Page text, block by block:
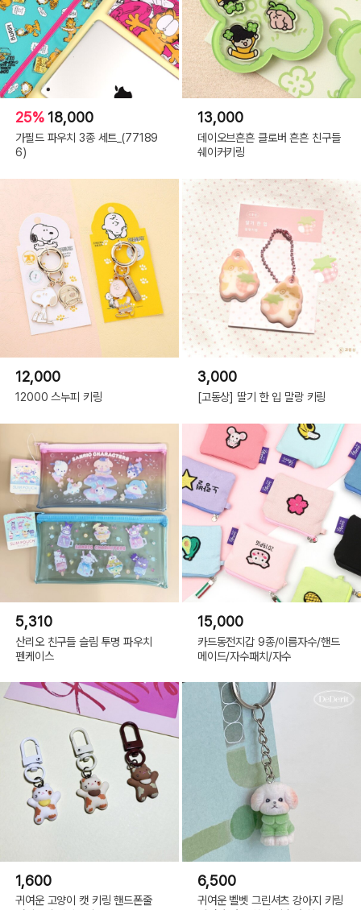
25% 18,000
가필드 파우치 3종 세트_(77189
6)
13,000
데이오브흔흔 클로버 흔흔 친구들
쉐이커키링
12,000
12000 스누피 키링
3,000
[고동상] 딸기 한 입 말랑 키링
5,310
산리오 친구들 슬림 투명 파우치
펜케이스
15,000
카드동전지갑 9종/이름자수/핸드
메이드/자수패치/자수
1,600
귀여운 고양이 캣 키링 핸드폰줄
6,500
귀여운 벨벳 그린셔츠 강아지 키링